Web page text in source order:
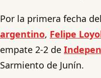
Por la primera fecha
argentino, Felipe
empate 2-2 de
Sarmiento de Junín.